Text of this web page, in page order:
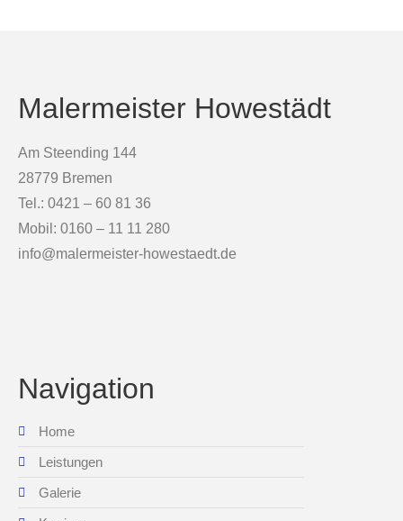
Malermeister Howestädt
Am Steending 144
28779 Bremen
Tel.: 0421 – 60 81 36
Mobil: 0160 – 11 11 280
info@malermeister-howestaedt.de
Navigation
Home
Leistungen
Galerie